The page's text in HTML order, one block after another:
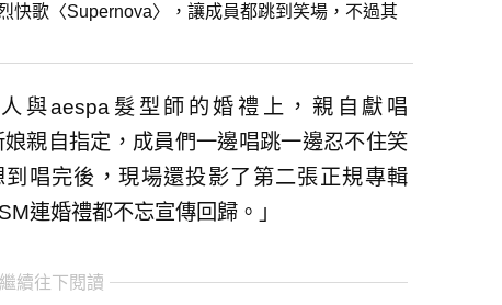
快歌〈Supernova〉，讓成員都跳到笑場，不過其
與aespa髮型師的婚禮上，親自獻唱
親自指定，成員們一邊唱跳一邊忍不住笑
唱完後，現場還投影了第二張正規專輯
連婚禮都不忘宣傳回歸。」
續往下閱讀